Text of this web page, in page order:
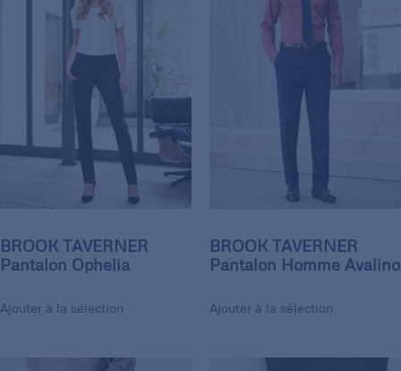
BROOK TAVERNER
Pantalon Ophelia
Ajouter à la sélection
BROOK TAVERNER
Pantalon Homme Avalino
Ajouter à la sélection